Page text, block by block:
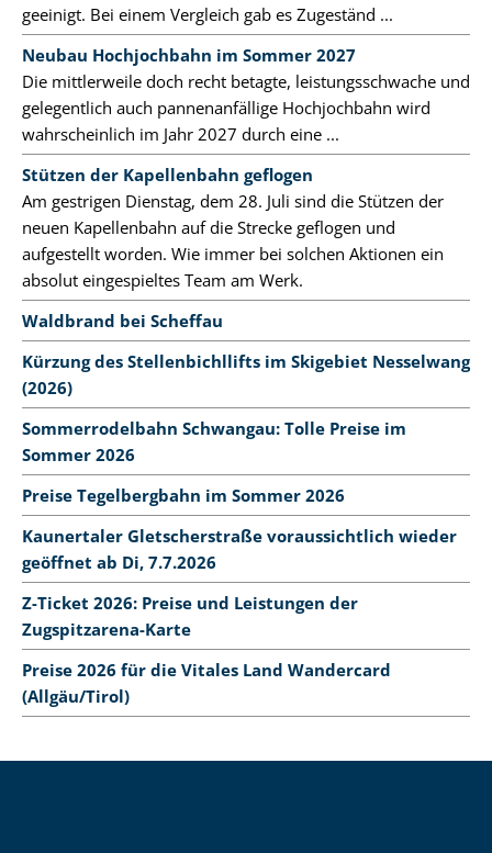
geeinigt. Bei einem Vergleich gab es Zugeständ ...
Neubau Hochjochbahn im Sommer 2027
Die mittlerweile doch recht betagte, leistungsschwache und
gelegentlich auch pannenanfällige Hochjochbahn wird
wahrscheinlich im Jahr 2027 durch eine ...
Stützen der Kapellenbahn geflogen
Am gestrigen Dienstag, dem 28. Juli sind die Stützen der
neuen Kapellenbahn auf die Strecke geflogen und
aufgestellt worden. Wie immer bei solchen Aktionen ein
absolut eingespieltes Team am Werk.
Waldbrand bei Scheffau
Kürzung des Stellenbichllifts im Skigebiet Nesselwang
(2026)
Sommerrodelbahn Schwangau: Tolle Preise im
Sommer 2026
Preise Tegelbergbahn im Sommer 2026
Kaunertaler Gletscherstraße voraussichtlich wieder
geöffnet ab Di, 7.7.2026
Z-Ticket 2026: Preise und Leistungen der
Zugspitzarena-Karte
Preise 2026 für die Vitales Land Wandercard
(Allgäu/Tirol)